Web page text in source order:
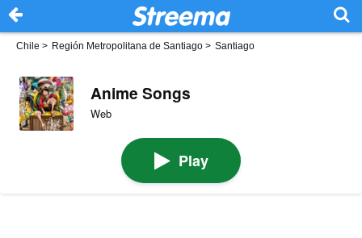
Chile > Región Metropolitana de Santiago > Santiago
Anime Songs
Web
Play